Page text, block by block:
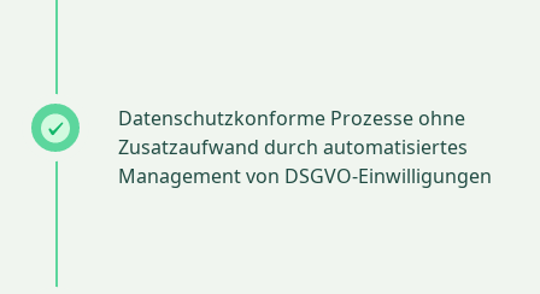
Datenschutzkonforme Prozesse ohne
Zusatzaufwand durch automatisiertes
Management von DSGVO-Einwilligungen